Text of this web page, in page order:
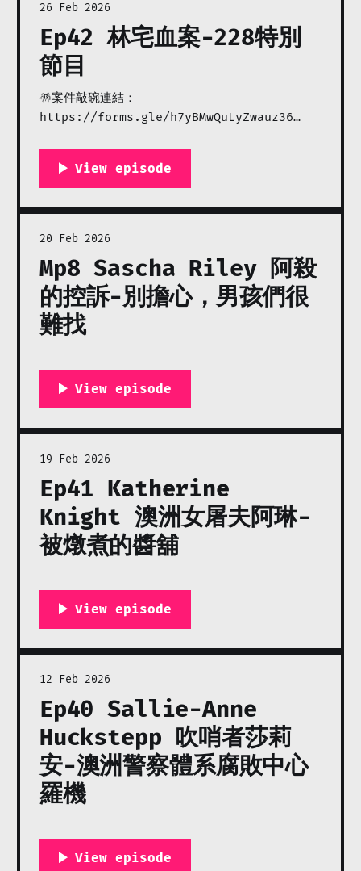
Ep42 林宅血案-228特別
節目
🪅案件敲碗連結：
https://forms.gle/h7yBMwQuLyZwauz36
26 Feb 2026
Mp8 Sascha Riley 阿殺
的控訴-別擔心，男孩們很
難找
20 Feb 2026
Ep41 Katherine
Knight 澳洲女屠夫阿琳-
被燉煮的醬舖
19 Feb 2026
Ep40 Sallie-Anne
Huckstepp 吹哨者莎莉
安-澳洲警察體系腐敗中心
羅機
12 Feb 2026